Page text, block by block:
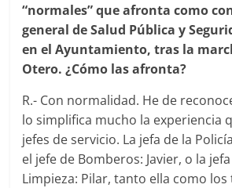
“normales” que afronta como
general de Salud Pública y
en el Ayuntamiento, tras la
Otero. ¿Cómo las afronta?
R.- Con normalidad. He de
lo simplifica mucho la experiencia
jefes de servicio. La jefa de la
el jefe de Bomberos: Javier, o la
Limpieza: Pilar, tanto ella como